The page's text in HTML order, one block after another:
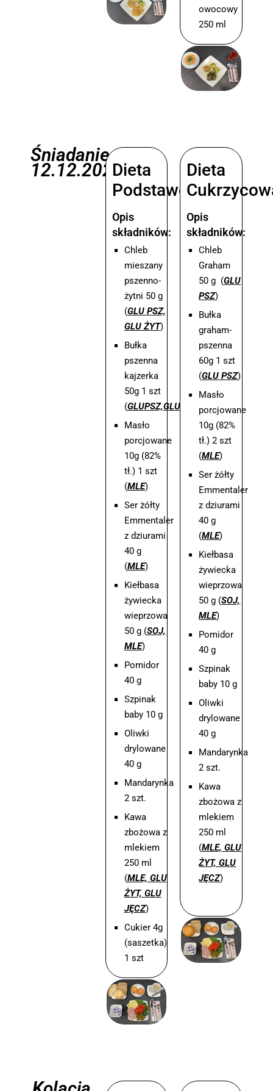
owocowy
250 ml
Śniadanie
12.12.2025Dieta
Podstawowa
Opis
składników:
Chleb
mieszany
pszenno-
żytni 50 g
(GLU PSZ,
GLU ŻYT)
Bułka
pszenna
kajzerka
50g 1 szt
(GLUPSZ,GLU
)
Masło
porcjowane
10g (82%
tł.) 1 szt
(MLE)
Ser żółty
Emmentaler
z dziurami
40 g
(MLE)
Kiełbasa
żywiecka
wieprzowa
50 g (SOJ,
MLE)
Pomidor
40 g
Szpinak
baby 10 g
Oliwki
drylowane
40 g
Mandarynka
2 szt.
Kawa
zbożowa z
mlekiem
250 ml
(MLE, GLU
ŻYT, GLU
JĘCZ)
Cukier 4g
(saszetka)
1 szt
Dieta
Opis
składników:
Chleb
Graham
50 g (GLU
PSZ)
Bułka
graham-
pszenna
60g 1 szt
(GLU PSZ)
Masło
porcjowane
10g (82%
tł.) 2 szt
(MLE)
Ser żółty
Emmentaler
z dziurami
40 g
(MLE)
Kiełbasa
żywiecka
wieprzowa
50 g (SOJ,
MLE)
Pomidor
40 g
Szpinak
baby 10 g
Oliwki
drylowane
40 g
Mandarynka
2 szt.
Kawa
zbożowa z
mlekiem
250 ml
(MLE, GLU
ŻYT, GLU
JĘCZ)